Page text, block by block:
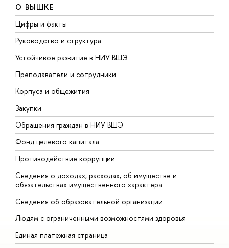
О ВЫШКЕ
Цифры и факты
Руководство и структура
Устойчивое развитие в НИУ ВШЭ
Преподаватели и сотрудники
Корпуса и общежития
Закупки
Обращения граждан в НИУ ВШЭ
Фонд целевого капитала
Противодействие коррупции
Сведения о доходах, расходах, об имуществе и
обязательствах имущественного характера
Сведения об образовательной организации
Людям с ограниченными возможностями здоровья
Единая платежная страница